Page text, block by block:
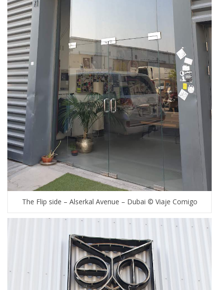
The Flip side – Alserkal Avenue – Dubai © Viaje Comigo